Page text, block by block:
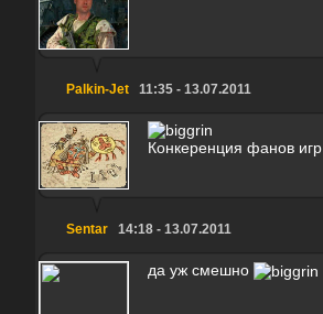
Palkin-Jet11:35 - 13.07.2011
Конкеренция фанов игр
Sentar14:18 - 13.07.2011
да уж смешно